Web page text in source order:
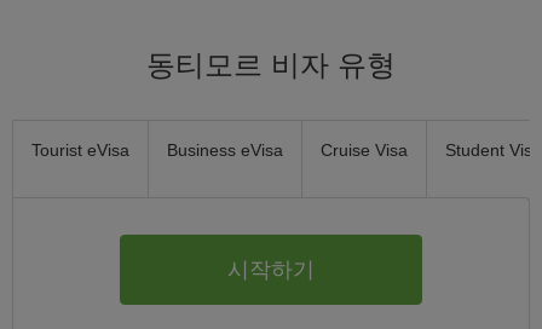
동티모르 비자 유형
Tourist eVisa Business eVisa Cruise Visa Student Visa
시작하기